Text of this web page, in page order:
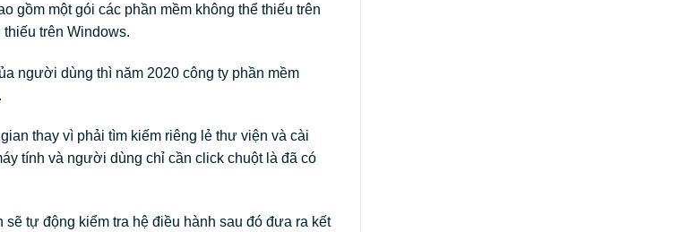
gồm một gói các phần mềm không thể thiếu trên
trên Windows.
người dùng thì năm 2020 công ty phần mềm
thay vì phải tìm kiếm riêng lẻ thư viện và cài
tính và người dùng chỉ cần click chuột là đã có
tự động kiểm tra hệ điều hành sau đó đưa ra kết